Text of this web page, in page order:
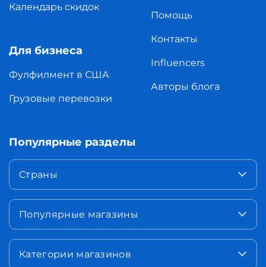
Календарь скидок
Для бизнеса
Фулфилмент в США
Грузовые перевозки
Помощь
Контакты
Influencers
Авторы блога
Популярные разделы
Страны
Популярные магазины
Категории магазинов